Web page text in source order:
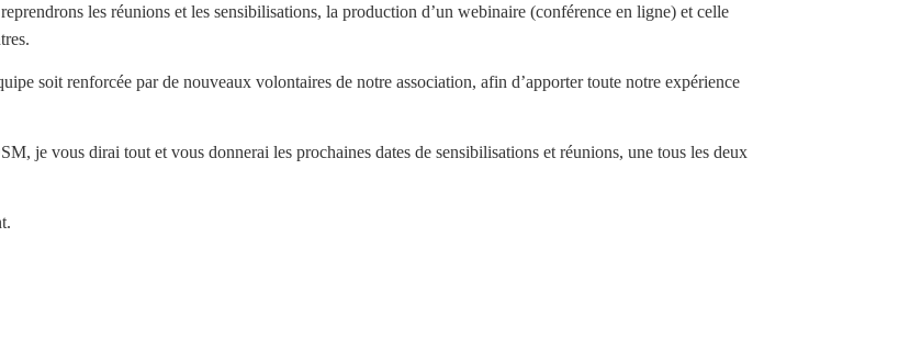
les réunions et les sensibilisations, la production d’un webinaire (conférence en ligne) et celle
soit renforcée par de nouveaux volontaires de notre association, afin d’apporter toute notre expérience
je vous dirai tout et vous donnerai les prochaines dates de sensibilisations et réunions, une tous les deux